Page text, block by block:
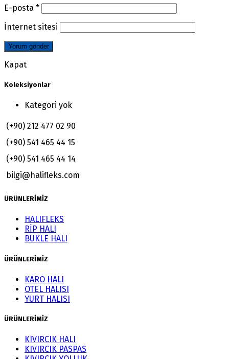
E-posta *
İnternet sitesi
Kapat
Koleksiyonlar
Kategori yok
(+90) 212 477 02 90
(+90) 541 465 44 15
(+90) 541 465 44 14
bilgi@halifleks.com
ÜRÜNLERİMİZ
HALIFLEKS
RİP HALI
BUKLE HALI
ÜRÜNLERİMİZ
KARO HALI
OTEL HALISI
YURT HALISI
ÜRÜNLERİMİZ
KIVIRCIK HALI
KIVIRCIK PASPAS